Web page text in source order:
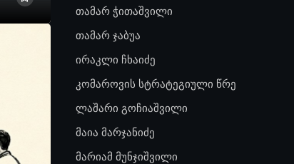
თამარ ჭითაშვილი
თამარ ჯაბუა
ირაკლი ჩხაიძე
კომაროვის სტრატეგიული წრე
ლაშარი გოჩიაშვილი
მაია მარჯანიძე
მარიამ მუნჯიშვილი